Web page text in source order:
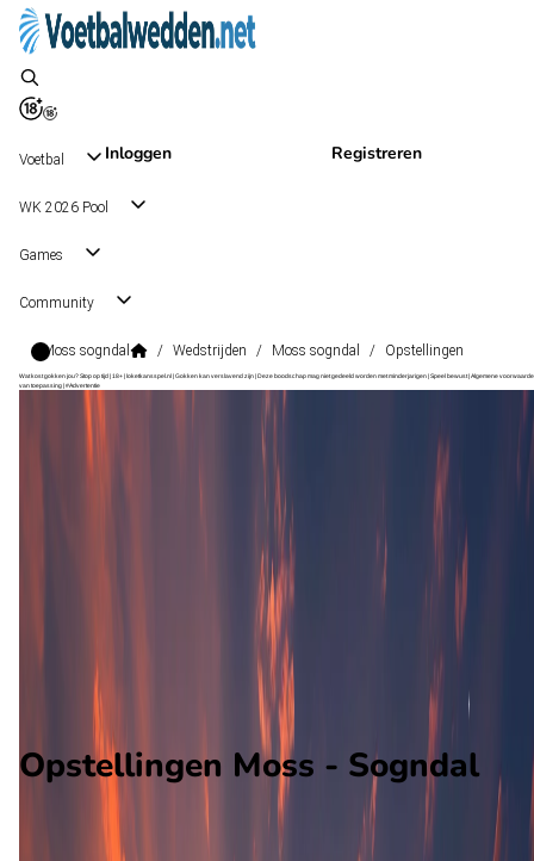
Inloggen Registreren
Voetbal
WK 2026 Pool
Games
Community
Moss sogndal / Wedstrijden / Moss sogndal / Opstellingen
Wat kost gokken jou? Stop op tijd | 18+ | loketkansspel.nl | Gokken kan verslavend zijn | Deze boodschap mag niet gedeeld worden met minderjarigen | Speel bewust | Algemene
van toepassing | #Advertentie
Voorspelling
Opstellingen Moss - Sogndal